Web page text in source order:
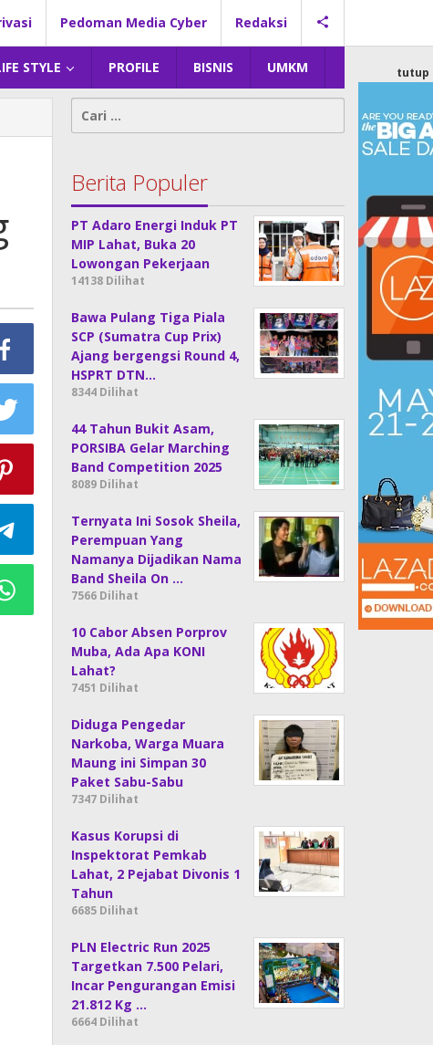
Pedoman Media Cyber Redaksi
STYLE PROFILE BISNIS UMKM tutup
Cari
untuk:
Berita Populer
PT Adaro Energi Induk PT
MIP Lahat, Buka 20
Lowongan Pekerjaan
14138 Dilihat
Bawa Pulang Tiga Piala
SCP (Sumatra Cup Prix)
Ajang bergengsi Round 4,
HSPRT DTN…
8344 Dilihat
44 Tahun Bukit Asam,
PORSIBA Gelar Marching
Band Competition 2025
8089 Dilihat
Ternyata Ini Sosok Sheila,
Perempuan Yang
Namanya Dijadikan Nama
Band Sheila On …
7566 Dilihat
10 Cabor Absen Porprov
Muba, Ada Apa KONI
Lahat?
7451 Dilihat
Diduga Pengedar
Narkoba, Warga Muara
Maung ini Simpan 30
Paket Sabu-Sabu
7347 Dilihat
Kasus Korupsi di
Inspektorat Pemkab
Lahat, 2 Pejabat Divonis 1
Tahun
6685 Dilihat
PLN Electric Run 2025
Targetkan 7.500 Pelari,
Incar Pengurangan Emisi
21.812 Kg …
6664 Dilihat